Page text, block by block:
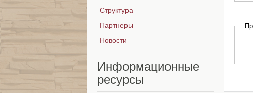
Структура
Партнеры
Новости
Информационные
ресурсы